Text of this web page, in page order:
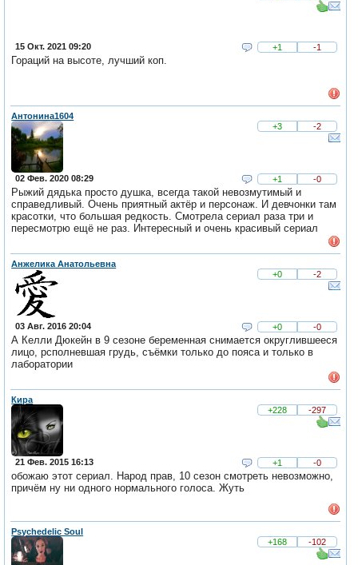
15 Окт. 2021 09:20 +1 -1
Гораций на высоте, лучший коп.
Антонина1604
+3
-2
02 Фев. 2020 08:29 +1 -0
Рыжий дядька просто душка, всегда такой невозмутимый и
справедливый. Очень приятный актёр и персонаж. И девчонки там
красотки, что большая редкость. Смотрела сериал раза три и
пересмотрю ещё не раз. Интересный и очень красивый сериал
Анжелика Анатольевна
+0
-2
03 Авг. 2016 20:04 +0 -0
А Келли Дюкейн в 9 сезоне беременная снимается округлившееся
лицо, рсполневшая грудь, съёмки только до пояса и только в
лаборатории
Кира
+228
-297
21 Фев. 2015 16:13 +1 -0
обожаю этот сериал. Народ прав, 10 сезон смотреть невозможно,
причём ну ни одного нормального голоса. Жуть
Psychedelic Soul
+168
-102